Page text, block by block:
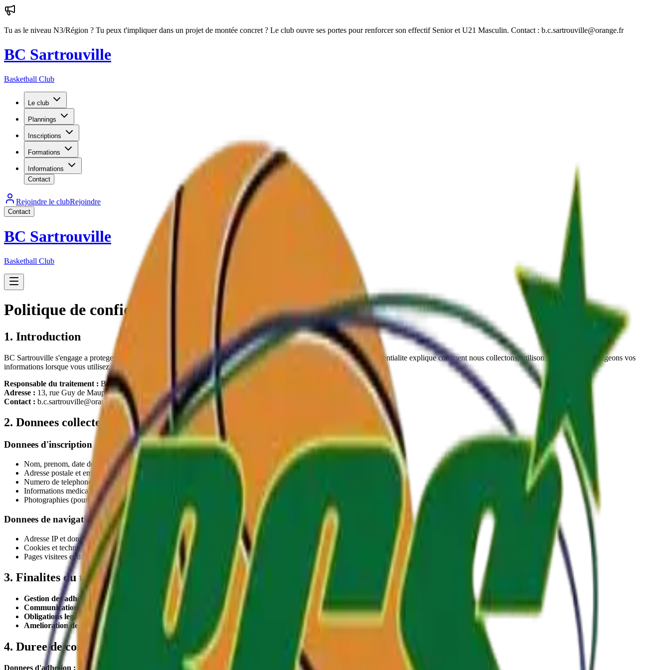
Tu as le niveau N3/Région ? Tu peux t'impliquer dans un projet de montée concret ? Le club ouvre ses portes pour renforcer son effectif Senior et U21 Masculin. Contact : b.c.sartrouville@orange.fr
BC Sartrouville
Basketball Club
Le club
Plannings
Inscriptions
Formations
Informations
Contact
Rejoindre le clubRejoindre
Contact
BC Sartrouville
Basketball Club
Politique de confidentialite
1. Introduction
BC Sartrouville s'engage a proteger la confidentialite et la securite de vos donnees personnelles. Cette politique de confidentialite explique comment nous collectons, utilisons, stockons et protegeons vos
informations lorsque vous utilisez notre site web et nos services.
Responsable du traitement : BC Sartrouville
Adresse : 13, rue Guy de Maupassant, 78500
Sartrouville
Contact : b.c.sartrouville@orange.fr
2. Donnees collectees
Donnees d'inscription
Nom, prenom, date de naissance
Adresse postale et email
Numero de telephone
Informations medicales (certificat medical)
Photographies (pour les licences et communications)
Donnees de navigation
Adresse IP et donnees de connexion
Cookies et technologies similaires
Pages visitees et duree de navigation
3. Finalites du traitement
Gestion des adhesions :Inscription, renouvellement, suivi des membres
Communication :Informations sur les activites, matchs, evenements
Obligations legales :
Declarations FFBB, assurances, comptabilite
Amelioration des services :
Analyse de frequentation, statistiques
4. Duree de conservation
Donnees d'adhesion : 3 ans apres la fin de l'adhesion